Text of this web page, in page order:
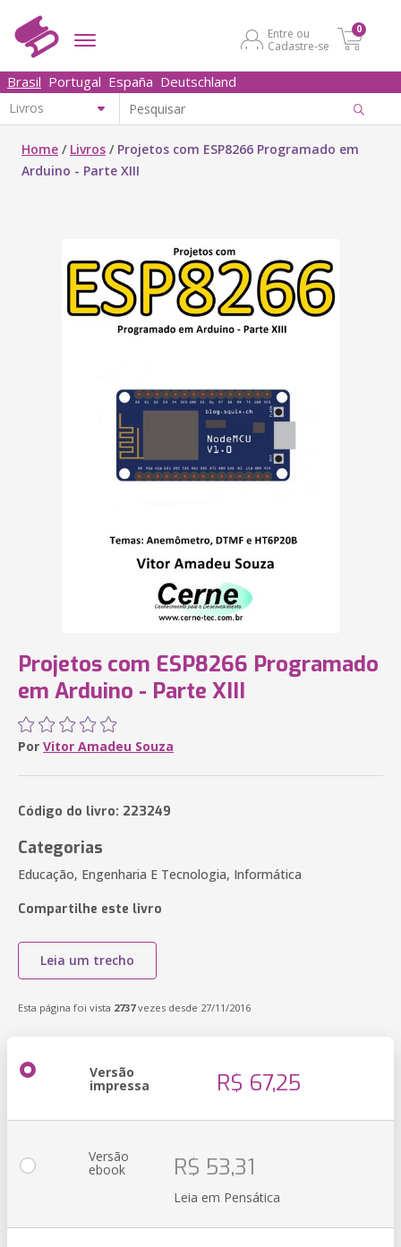
Entre ou
Cadastre-se
0
Brasil Portugal España Deutschland
Home / Livros / Projetos com ESP8266 Programado em
Arduino - Parte XIII
Projetos com ESP8266 Programado
em Arduino - Parte XIII
Por Vitor Amadeu Souza
Código do livro: 223249
Categorias
Educação, Engenharia E Tecnologia, Informática
Compartilhe este livro
Leia um trecho
Esta página foi vista 2737vezes desde 27/11/2016
Versão
impressa R$ 67,25
Versão
ebook R$ 53,31
Leia em Pensática